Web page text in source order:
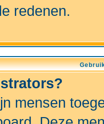
redenen.
mensen